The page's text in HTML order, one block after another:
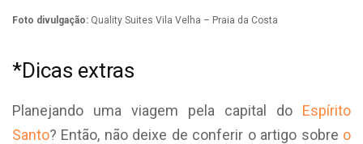
Foto divulgação: Quality Suites Vila Velha – Praia da Costa
*Dicas extras
Planejando uma viagem pela capital do Espírito
Santo? Então, não deixe de conferir o artigo sobre o